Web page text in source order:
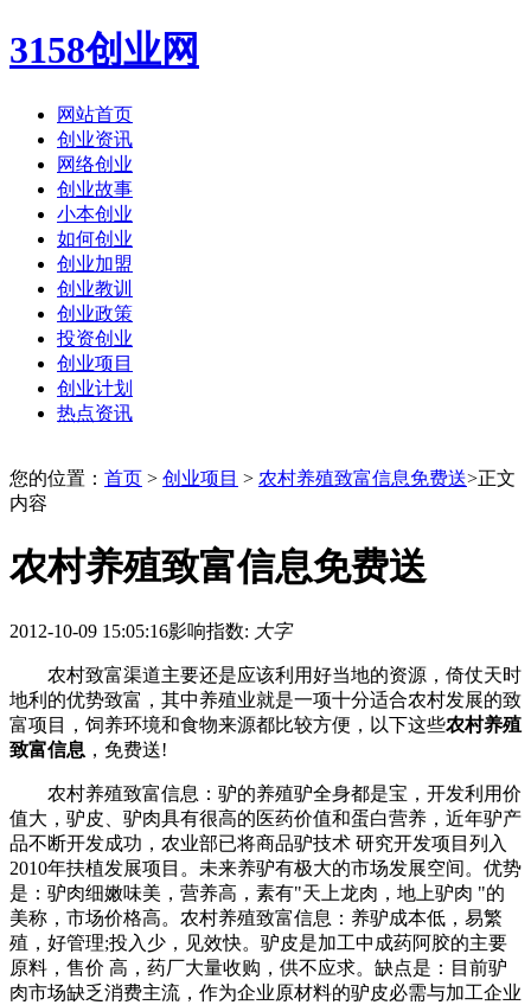
3158创业网
网站首页
创业资讯
网络创业
创业故事
小本创业
如何创业
创业加盟
创业教训
创业政策
投资创业
创业项目
创业计划
热点资讯
您的位置： 首页 > 创业项目 > 农村养殖致富信息免费送>正文
内容
农村养殖致富信息免费送
2012-10-09 15:05:16影响指数: 大字
农村致富渠道主要还是应该利用好当地的资源，倚仗天时
地利的优势致富，其中养殖业就是一项十分适合农村发展的致
富项目，饲养环境和食物来源都比较方便，以下这些农村养殖
致富信息 ，免费送!
农村养殖致富信息：驴的养殖驴全身都是宝，开发利用价
值大，驴皮、驴肉具有很高的医药价值和蛋白营养，近年驴产
品不断开发成功，农业部已将商品驴技术 研究开发项目列入
2010年扶植发展项目。未来养驴有极大的市场发展空间。优势
是：驴肉细嫩味美，营养高，素有"天上龙肉，地上驴肉 "的
美称，市场价格高。农村养殖致富信息：养驴成本低，易繁
殖，好管理;投入少，见效快。驴皮是加工中成药阿胶的主要
原料，售价 高，药厂大量收购，供不应求。缺点是：目前驴
肉市场缺乏消费主流，作为企业原材料的驴皮必需与加工企业